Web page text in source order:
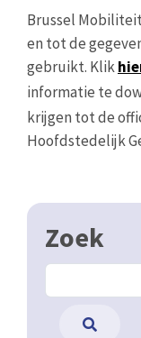
Brussel
en tot de
gebruikt. Klik
informatie te
krijgen tot de
Hoofdstedelijk
Zoek